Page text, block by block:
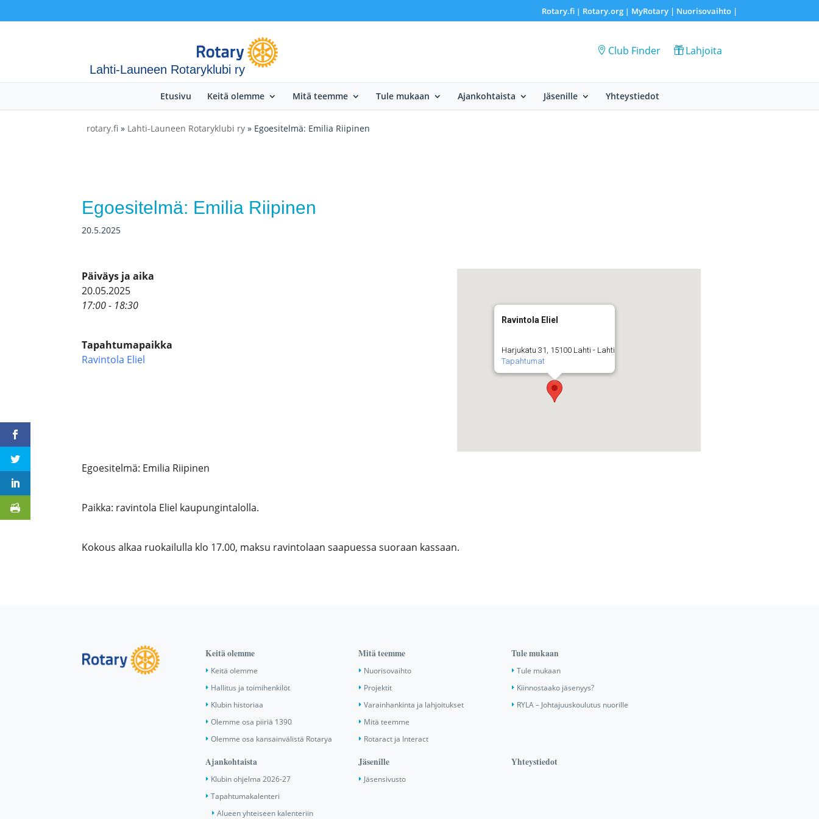
Rotary.fi| Rotary.org| MyRotary | Nuorisovaihto|
Lahti-Launeen Rotaryklubi ry
Club Finder Lahjoita
Etusivu Keitä olemme Mitä teemme Tule mukaan Ajankohtaista Jäsenille Yhteystiedot
rotary.fi » Lahti-Launeen Rotaryklubi ry » Egoesitelmä: Emilia Riipinen
Egoesitelmä: Emilia Riipinen
20.5.2025
Ravintola Eliel
Harjukatu 31, 15100 Lahti - Lahti
Tapahtumat
Päiväys ja aika
20.05.2025
17:00 - 18:30
Tapahtumapaikka
Ravintola Eliel
Egoesitelmä: Emilia Riipinen
Paikka: ravintola Eliel kaupungintalolla.
Kokous alkaa ruokailulla klo 17.00, maksu ravintolaan saapuessa suoraan kassaan.
Keitä olemme
Keitä olemme
Hallitus ja toimihenkilöt
Klubin historiaa
Olemme osa piiriä 1390
Olemme osa kansainvälistä Rotarya
Mitä teemme
Nuorisovaihto
Projektit
Varainhankinta ja lahjoitukset
Mitä teemme
Rotaract ja Interact
Tule mukaan
Tule mukaan
Kiinnostaako jäsenyys?
RYLA – Johtajuuskoulutus nuorille
Ajankohtaista
Klubin ohjelma 2026-27
Tapahtumakalenteri
Alueen yhteiseen kalenteriin
Jäsenille
Jäsensivusto
Yhteystiedot